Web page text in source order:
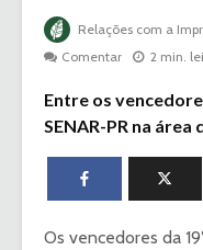
Relações com a
Comentar
2 min.
Entre os
SENAR-PR na
Os vencedores da